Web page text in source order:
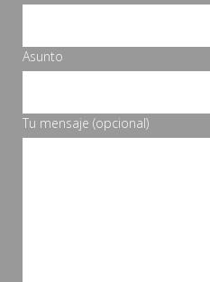
Asunto
Tu mensaje (opcional)